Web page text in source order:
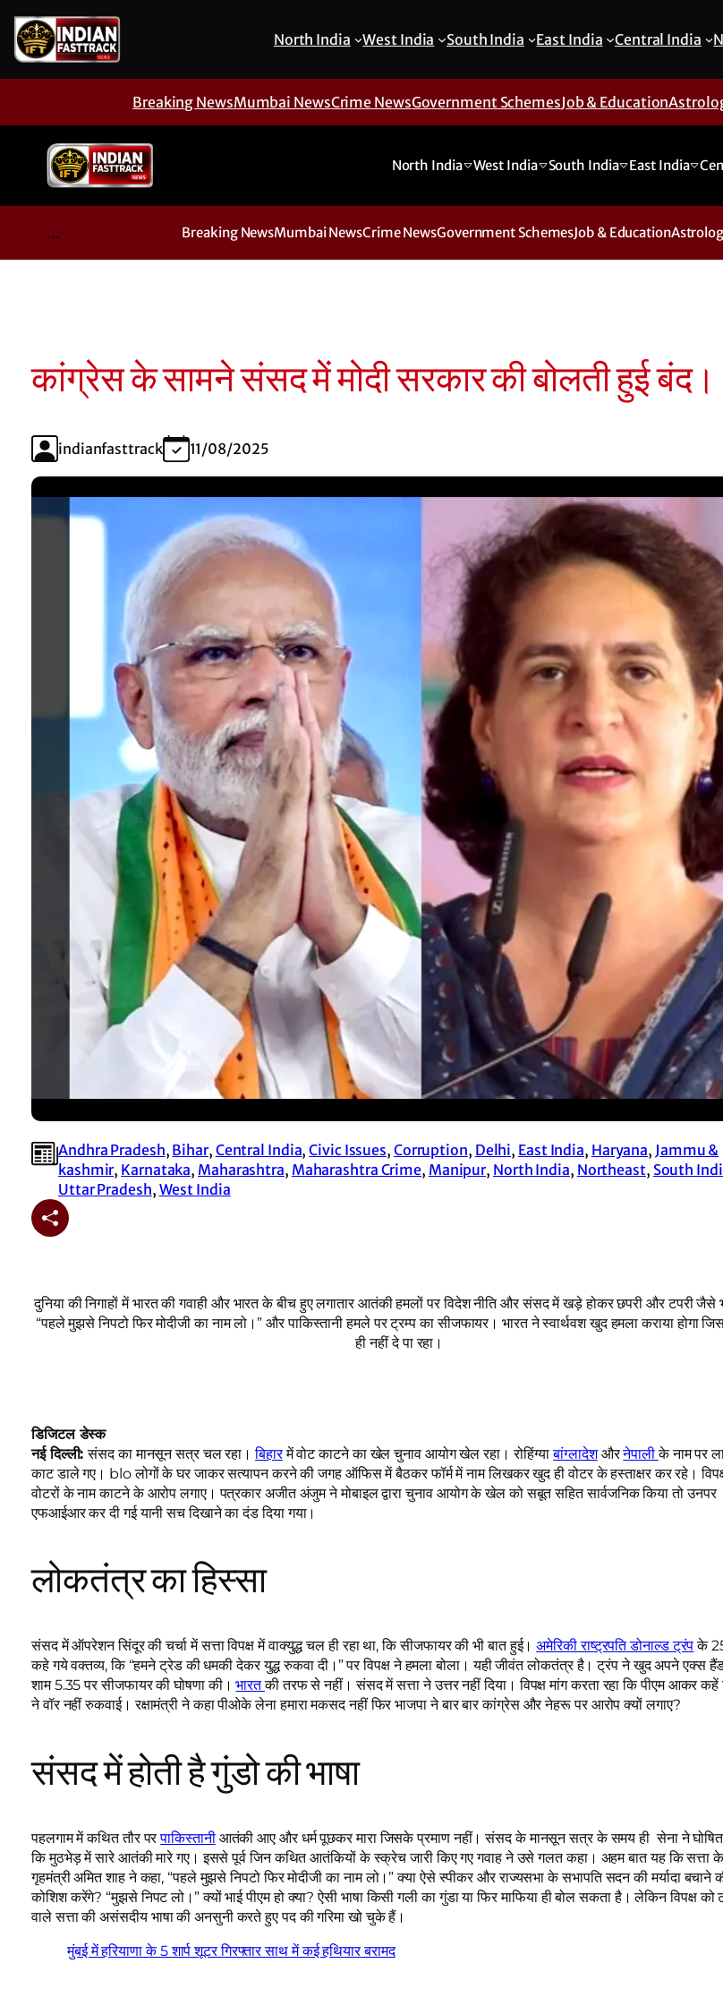
North India West India South India East India Central India
Breaking NewsMumbai NewsCrime NewsGovernment SchemesJob & Education
North India West India South India East India
... Breaking NewsMumbai NewsCrime NewsGovernment SchemesJob & Education
कांग्रेस के सामने संसद में मोदी सरकार की बोलती हुई बंद।
indianfasttrack 11/08/2025
Andhra Pradesh, Bihar, Central India, Civic Issues, Corruption, Delhi, East India, Haryana, Jammu &
kashmir, Karnataka, Maharashtra, Maharashtra Crime, Manipur, North India, Northeast, South
Uttar Pradesh, West India
दुनिया की निगाहों में भारत की गवाही और भारत के बीच हुए लगातार आतंकी हमलों पर विदेश नीति और संसद में खड़े होकर छपरी और टपरी जैसे
“पहले मुझसे निपटो फिर मोदीजी का नाम लो।” और पाकिस्तानी हमले पर ट्रम्प का सीजफायर। भारत ने स्वार्थवश खुद हमला कराया होगा
ही नहीं दे पा रहा।
डिजिटल डेस्क
नई दिल्ली:संसद का मानसून सत्र चल रहा।बिहारमें वोट काटने का खेल चुनाव आयोग खेल रहा। रोहिंग्याबांग्लादेशऔरनेपालीके नाम पर
काट डाले गए। blo लोगों के घर जाकर सत्यापन करने की जगह ऑफिस में बैठकर फॉर्म में नाम लिखकर खुद ही वोटर के हस्ताक्षर कर रहे।
वोटरों के नाम काटने के आरोप लगाए। पत्रकार अजीत अंजुम ने मोबाइल द्वारा चुनाव आयोग के खेल को सबूत सहित सार्वजनिक किया तो उनपर
एफआईआर कर दी गई यानी सच दिखाने का दंड दिया गया।
लोकतंत्र का हिस्सा
संसद में ऑपरेशन सिंदूर की चर्चा में सत्ता विपक्ष में वाक्युद्ध चल ही रहा था, कि सीजफायर की भी बात हुई।अमेरिकी राष्ट्रपति डोनाल्ड ट्रंपके
कहे गये वक्तव्य, कि “हमने ट्रेड की धमकी देकर युद्ध रुकवा दी।” पर विपक्ष ने हमला बोला। यही जीवंत लोकतंत्र है। ट्रंप ने खुद अपने एक्स
शाम 5.35 पर सीजफायर की घोषणा की।भारतकी तरफ से नहीं। संसद में सत्ता ने उत्तर नहीं दिया। विपक्ष मांग करता रहा कि पीएम आकर
ने वॉर नहीं रुकवाई। रक्षामंत्री ने कहा पीओके लेना हमारा मकसद नहीं फिर भाजपा ने बार बार कांग्रेस और नेहरू पर आरोप क्यों लगाए?
संसद में होती है गुंडो की भाषा
पहलगाम में कथित तौर परपाकिस्तानीआतंकी आए और धर्म पूछकर मारा जिसके प्रमाण नहीं। संसद के मानसून सत्र के समय ही सेना ने घोषित
कि मुठभेड़ में सारे आतंकी मारे गए। इससे पूर्व जिन कथित आतंकियों के स्क्रेच जारी किए गए गवाह ने उसे गलत कहा। अहम बात यह कि सत्ता
गृहमंत्री अमित शाह ने कहा, “पहले मुझसे निपटो फिर मोदीजी का नाम लो।” क्या ऐसे स्पीकर और राज्यसभा के सभापति सदन की मर्यादा बचाने
कोशिश करेंगे? “मुझसे निपट लो।” क्यों भाई पीएम हो क्या? ऐसी भाषा किसी गली का गुंडा या फिर माफिया ही बोल सकता है। लेकिन विपक्ष को
वाले सत्ता की असंसदीय भाषा की अनसुनी करते हुए पद की गरिमा खो चुके हैं।
मुंबई में हरियाणा के 5 शार्प शूटर गिरफ्तार साथ में कई हथियार बरामद